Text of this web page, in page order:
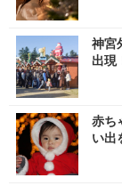
神宮
出現
赤ち
い出